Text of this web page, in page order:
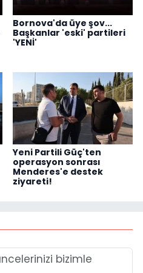
Bornova'da üye şov...
Başkanlar 'eski' partileri
'YENİ'
Yeni Partili Güç'ten
operasyon sonrası
Menderes'e destek
ziyareti!